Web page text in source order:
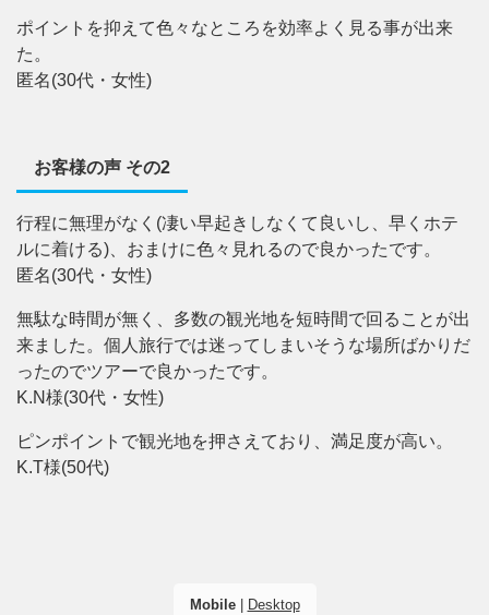
ポイントを抑えて色々なところを効率よく見る事が出来
た。
匿名(30代・女性)
お客様の声 その2
行程に無理がなく(凄い早起きしなくて良いし、早くホテ
ルに着ける)、おまけに色々見れるので良かったです。
匿名(30代・女性)
無駄な時間が無く、多数の観光地を短時間で回ることが出
来ました。個人旅行では迷ってしまいそうな場所ばかりだ
ったのでツアーで良かったです。
K.N様(30代・女性)
ピンポイントで観光地を押さえており、満足度が高い。
K.T様(50代)
Mobile| Desktop